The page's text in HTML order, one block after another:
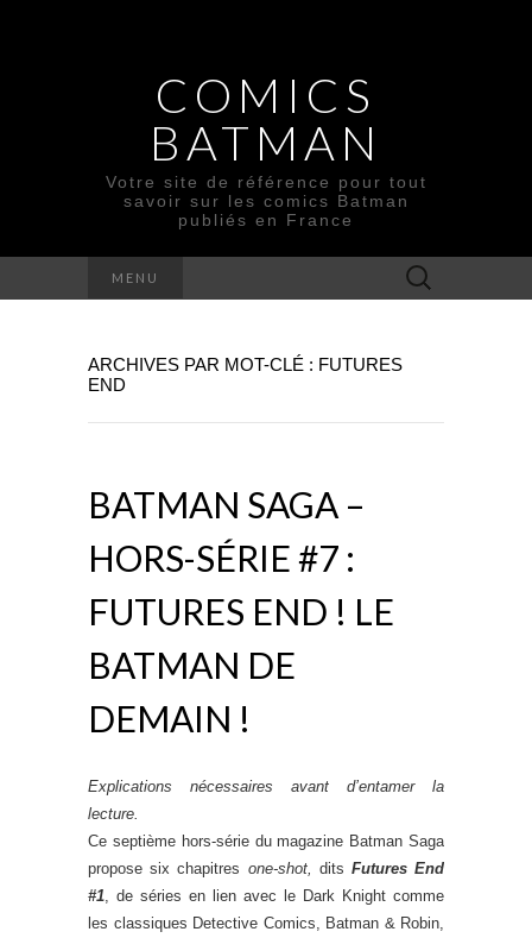
COMICS
BATMAN
Votre site de référence pour tout
savoir sur les comics Batman
publiés en France
MENU Rechercher :
ARCHIVES PAR MOT-CLÉ : FUTURES
END
BATMAN SAGA –
HORS-SÉRIE #7 :
FUTURES END ! LE
BATMAN DE
DEMAIN !
Explications nécessaires avant d’entamer la
lecture.
Ce septième hors-série du magazine Batman Saga
propose six chapitres one-shot, dits Futures End
#1, de séries en lien avec le Dark Knight comme
les classiques Detective Comics, Batman & Robin,